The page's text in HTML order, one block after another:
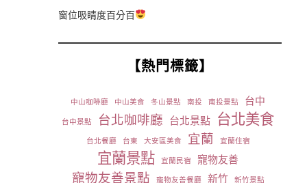
窗位吸睛度百分百
【熱門標籤】
中山咖啡廳 中山美食 冬山景點 南投 南投景點 台中
台中景點 台北咖啡廳 台北景點 台北美食
台北餐廳 台東 大安區美食 宜蘭 宜蘭住宿
宜蘭景點 宜蘭民宿 寵物友善
寵物友善景點 寵物友善餐廳 新竹 新竹景點